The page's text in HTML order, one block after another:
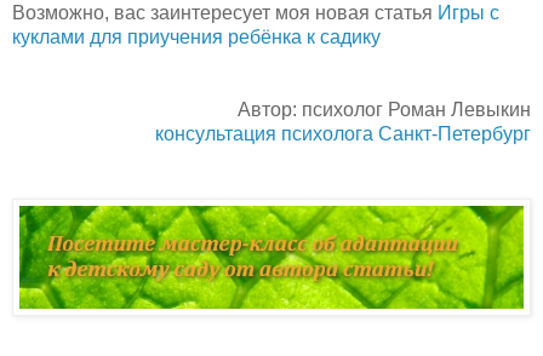
Возможно, вас заинтересует моя новая статья Игры с
куклами для приучения ребёнка к садику
Автор: психолог Роман Левыкин
консультация психолога Санкт-Петербург